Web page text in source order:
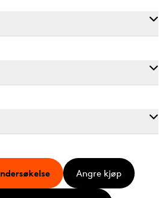
Angre kjøp